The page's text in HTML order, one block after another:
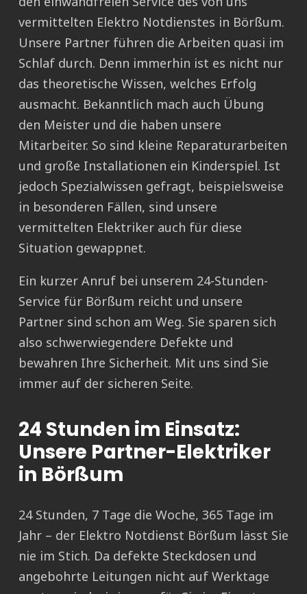
vermittelten Elektro Notdienstes in Börßum.
Unsere Partner führen die Arbeiten quasi im
Schlaf durch. Denn immerhin ist es nicht nur
das theoretische Wissen, welches Erfolg
ausmacht. Bekanntlich mach auch Übung
den Meister und die haben unsere
Mitarbeiter. So sind kleine Reparaturarbeiten
und große Installationen ein Kinderspiel. Ist
jedoch Spezialwissen gefragt, beispielsweise
in besonderen Fällen, sind unsere
vermittelten Elektriker auch für diese
Situation gewappnet.
Ein kurzer Anruf bei unserem 24-Stunden-
Service für Börßum reicht und unsere
Partner sind schon am Weg. Sie sparen sich
also schwerwiegendere Defekte und
bewahren Ihre Sicherheit. Mit uns sind Sie
immer auf der sicheren Seite.
24 Stunden im Einsatz:
Unsere Partner-Elektriker
in Börßum
24 Stunden, 7 Tage die Woche, 365 Tage im
Jahr – der Elektro Notdienst Börßum lässt Sie
nie im Stich. Da defekte Steckdosen und
angebohrte Leitungen nicht auf Werktage